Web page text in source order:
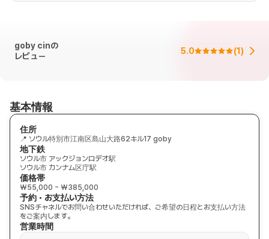
goby cinの
レビュー
5.0 (1 )
基本情報
住所
📍 ソウル特別市江南区島山大路62キル17 goby
地下鉄
ソウル市 アックジョンロデオ駅
ソウル市 カンナム区庁駅
価格帯
₩55,000 ~ ₩385,000
予約・お支払い方法
SNSチャネルでお問い合わせいただければ、ご希望の日程とお支払い方法
をご案内します。
営業時間